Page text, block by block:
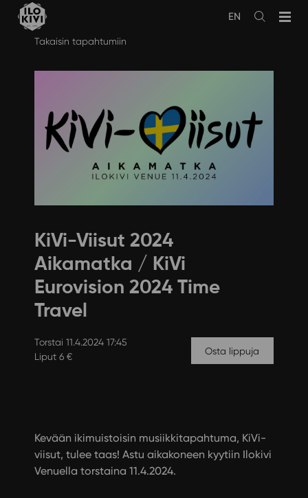
Avaa
EN
Takaisin tapahtumiin
KiVi-Viisut 2024
Aikamatka / KiVi
Eurovision 2024 Time
Travel
Torstai 11.4.2024 17:45
Liput 6 €
Osta lippuja
Kevään ikimuistoisin musiikkitapahtuma, KiVi-
viisut, tulee taas! Astu aikakoneen kyytiin Ilokivi
Venuella torstaina 11.4.2024.